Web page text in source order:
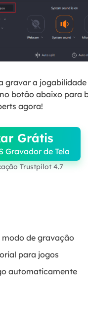
gravar a
botão abaixo para
agora!
Grátis
Gravador de Tela
Trustpilot 4.7
modo de gravação
para jogos
automaticamente